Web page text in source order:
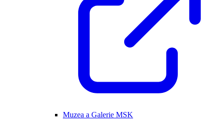
Muzea a Galerie MSK